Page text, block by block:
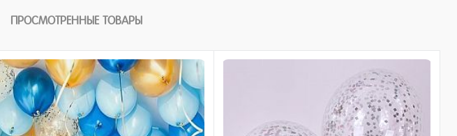
ПРОСМОТРЕННЫЕ ТОВАРЫ